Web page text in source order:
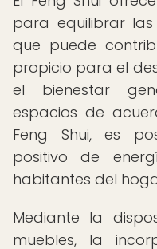
para equilibrar
que puede
propicio para el
el bienestar
espacios de
Feng Shui, es
positivo de
habitantes del
Mediante la
muebles, la